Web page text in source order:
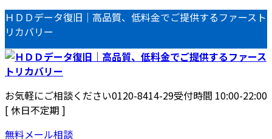
コ
ン
テ
ン
ツ
へ
ス
キ
ッ
ナ
ビ
ゲ
ー
シ
ョ
ン
に
移
ＨＤＤデータ復旧｜高品質、低料金でご提供するファースト
リカバリー
お気軽にご相談ください0120-8414-29受付時間 10:00-22:00
[ 休日不定期 ]
無料メール相談